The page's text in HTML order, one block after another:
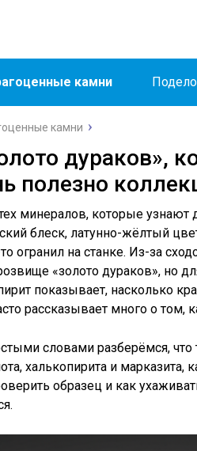
камни
камни
дураков»,
полезно
минералов, которые узнают
блеск, латунно-жёлтый
огранил на станке. Из-за
«золото дураков», но
показывает, насколько
рассказывает много о
словами разберёмся, что
халькопирита и
образец и как